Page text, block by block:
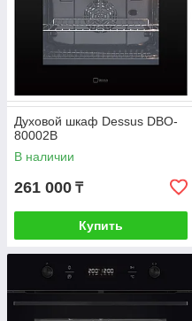
Духовой шкаф Dessus DBO-
80002B
В наличии
261 000 ₸
Купить